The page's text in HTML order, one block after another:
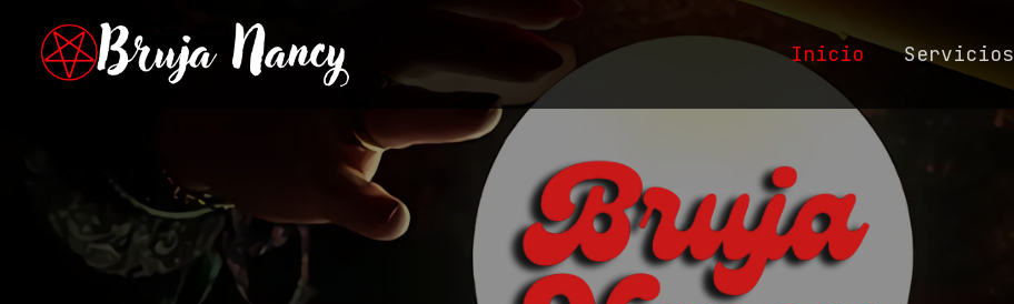
Inicio Servicios